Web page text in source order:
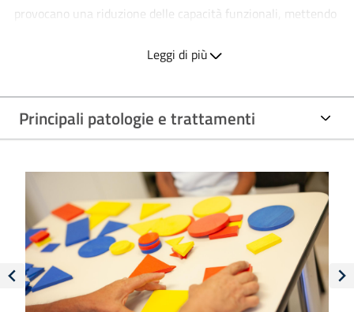
provocano una riduzione delle capacità funzionali, mettendo
e terapeutica in regime di ricovero specialistico.
ambulatoriale mediante un team multiprofessionale in
riferimento al territorio del basso mantovano.
Governa il reinserimento della persona disabile in sinergia
con Continuità di Cura e i CeAD.
Fa parte anche del dipartimento funzionale di Riabilitazione.
Leggi di più
Principali patologie e trattamenti